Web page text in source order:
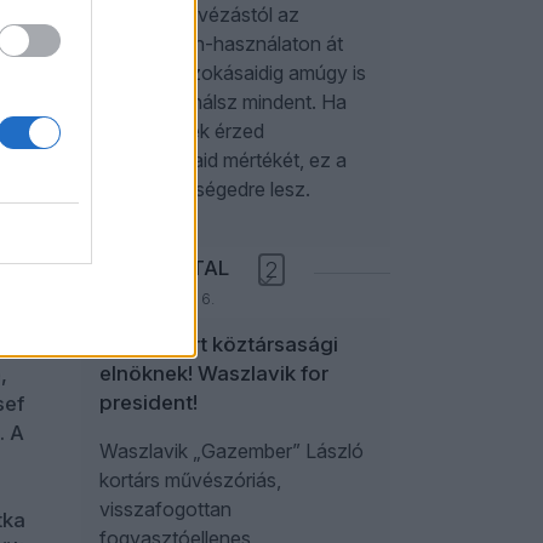
. A
a reggeli kávézástól az
okostelefon-használaton át
az alvási szokásaidig amúgy is
rosszul csinálsz mindent. Ha
elégtelennek érzed
szorongásaid mértékét, ez a
cikk a segítségedre lesz.
ANIKAY ANTAL
2026. augusztus 6.
2
Gazembert köztársasági
elnöknek! Waszlavik for
president!
Waszlavik „Gazember” László
kortárs művészóriás,
visszafogottan
fogyasztóellenes,